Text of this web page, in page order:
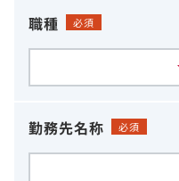
職種 必須
勤務先名称 必須